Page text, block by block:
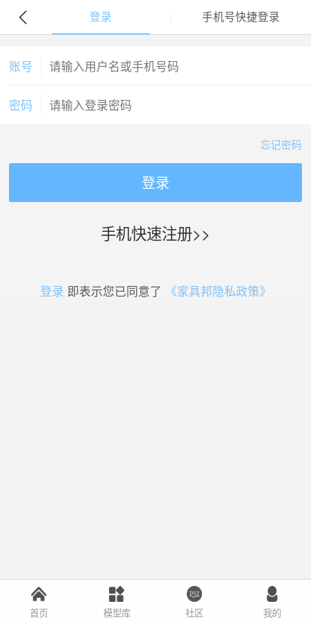
登录 手机号快捷登录
账号
密码
忘记密码
登录
手机快速注册>>
登录 即表示您已同意了 《家具邦隐私政策》
首页 模型库 社区 我的